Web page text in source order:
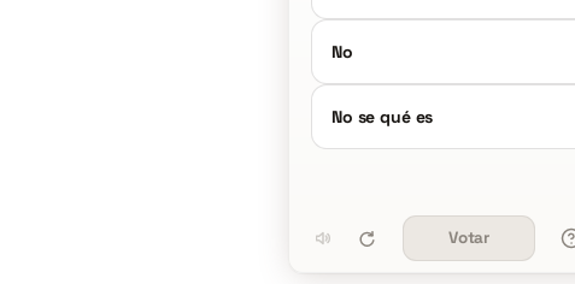
No
No se qué es
Votar